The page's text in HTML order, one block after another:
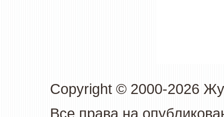
Copyright © 2000-2026
Все права на